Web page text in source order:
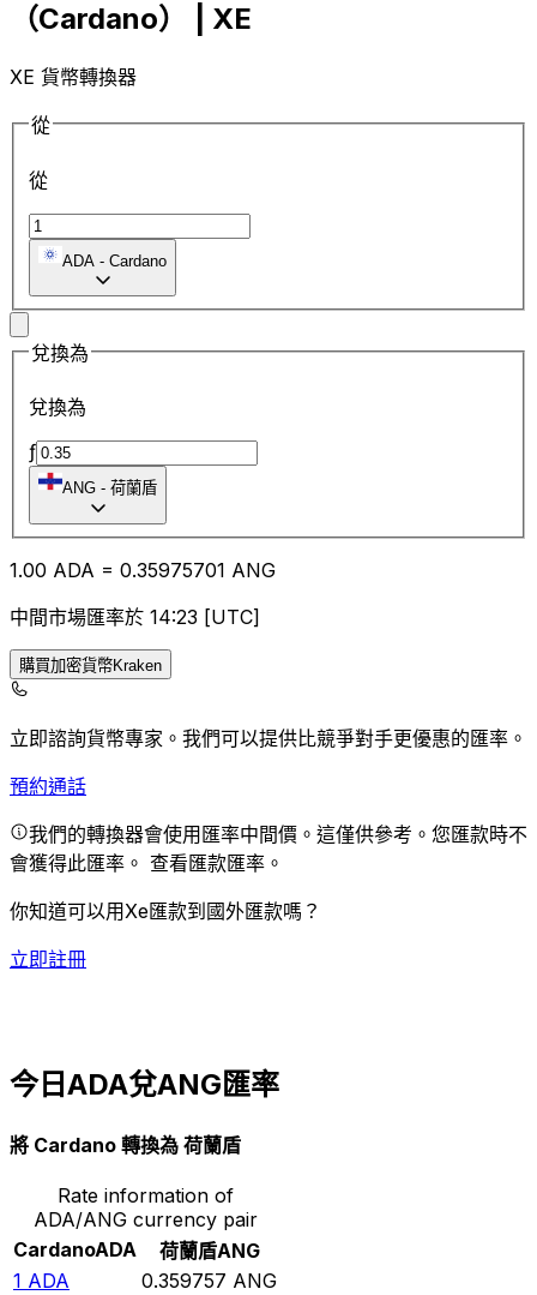
（Cardano） | XE
XE 貨幣轉換器
從
從
ADA - Cardano
兌換為
兌換為
ƒ
ANG - 荷蘭盾
1.00 ADA = 0.35975701 ANG
中間市場匯率於 14:23 [UTC]
購買加密貨幣Kraken
立即諮詢貨幣專家。 我們可以提供比競爭對手更優惠的匯率。
預約通話
我們的轉換器會使用匯率中間價。這僅供參考。您匯款時不
會獲得此匯率。 查看匯款匯率。
你知道可以用Xe匯款到國外匯款嗎？
立即註冊
今日ADA兌ANG匯率
將 Cardano 轉換為 荷蘭盾
Rate information of
ADA/ANG currency pair
CardanoADA 荷蘭盾ANG
1 ADA 0.359757 ANG